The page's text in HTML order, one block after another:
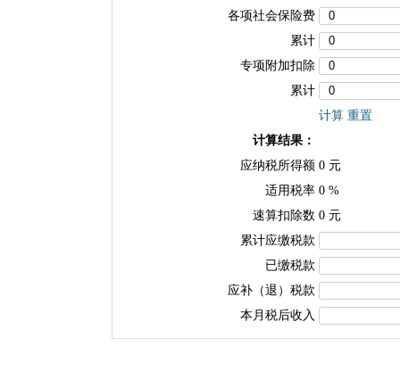
各项社会保险费
累计
专项附加扣除
累计
计算 重置
计算结果：
应纳税所得额 0 元
适用税率 0 %
速算扣除数 0 元
累计应缴税款
已缴税款
应补（退）税款
本月税后收入